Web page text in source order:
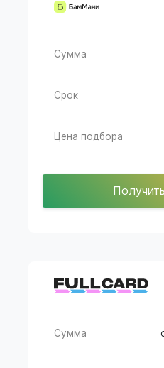
Сумма
Срок
Цена подбора
Сумма